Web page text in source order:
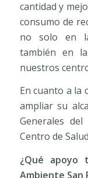
cantidad y
consumo de
no solo en
también en
nuestros
En cuanto a la
ampliar su
Generales
Centro de
¿Qué apoyo
Ambiente San